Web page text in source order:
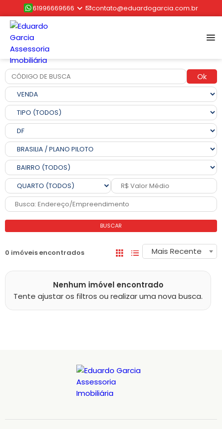
61996669666 contato@eduardogarcia.com.br
Ok
BUSCAR
0 imóveis encontrados Mais Recente
Nenhum imóvel encontrado
Tente ajustar os filtros ou realizar uma nova busca.